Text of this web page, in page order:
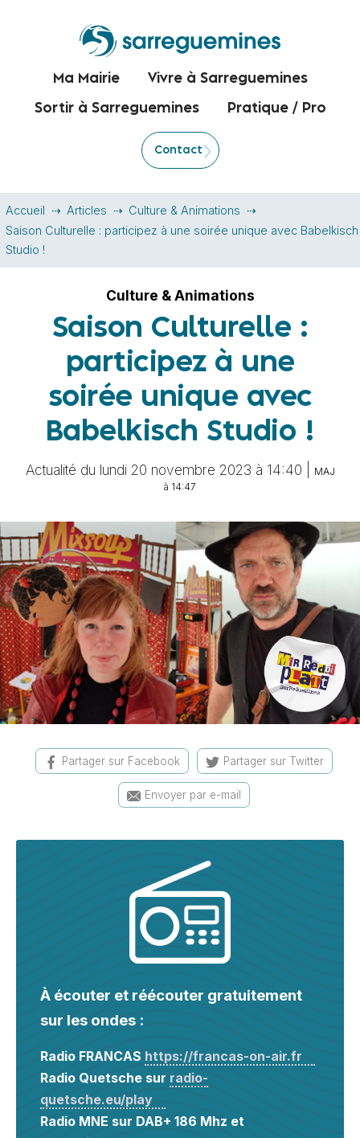
Ma Mairie Vivre à Sarreguemines
Sortir à Sarreguemines Pratique / Pro
Contact
Accueil Articles
Culture & Animations
Saison Culturelle : participez à une soirée unique avec Babelkisch
Studio !
Culture & Animations
Saison Culturelle :
participez à une
soirée unique avec
Babelkisch Studio !
Actualité du lundi 20 novembre 2023 à 14:40 |
MAJ
à 14:47
Partager sur Facebook Partager sur Twitter
Envoyer par e-mail
À écouter et réécouter gratuitement
sur les ondes :
Radio FRANCAS https://francas-on-air.fr
Radio Quetsche sur radio-
quetsche.eu/play
Radio MNE sur DAB+ 186 Mhz et